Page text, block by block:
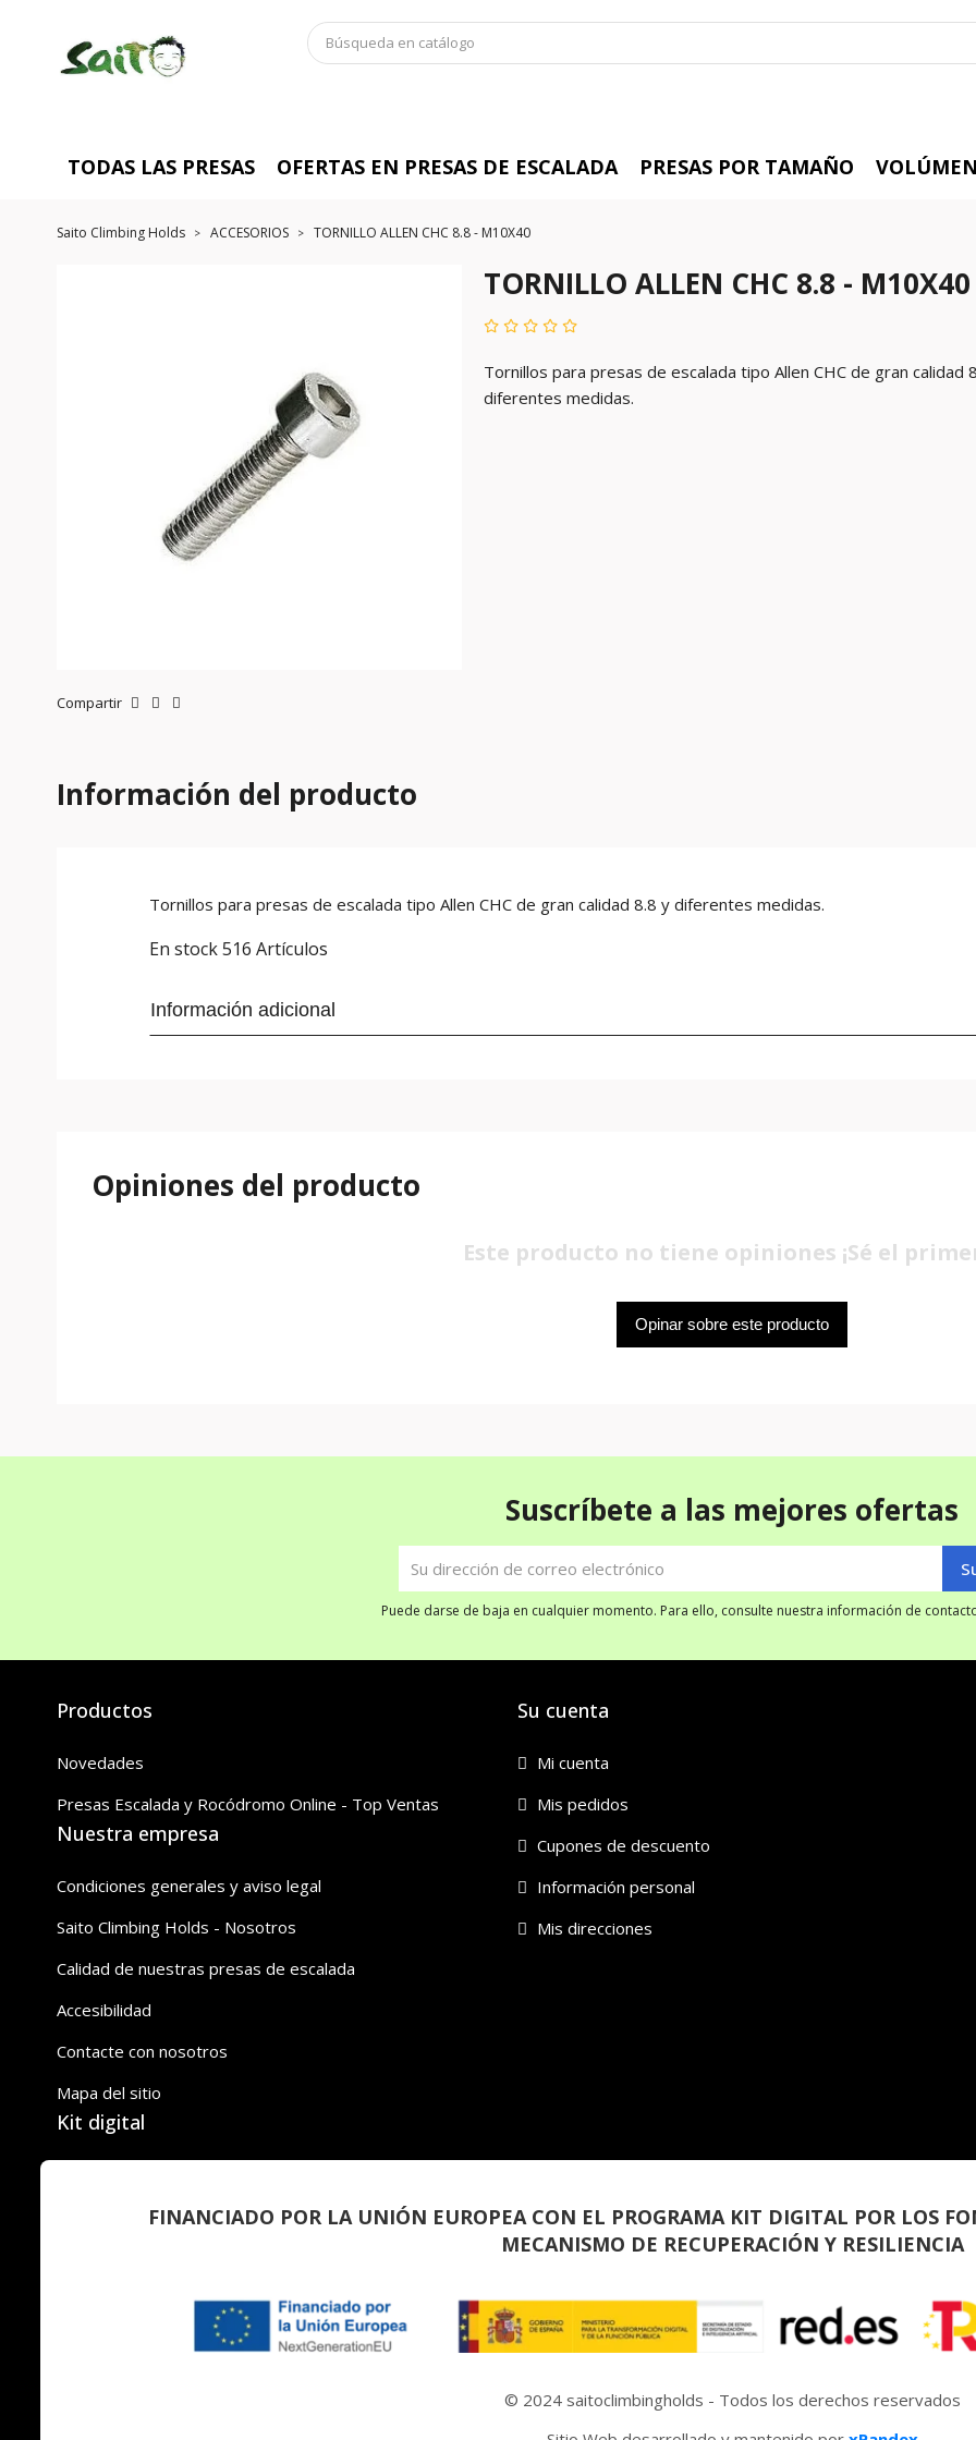
TODAS LAS PRESAS OFERTAS EN PRESAS DE ESCALADA PRESAS POR TAMAÑO
Saito Climbing Holds ACCESORIOS TORNILLO ALLEN CHC 8.8 - M10X40
Compartir
TORNILLO ALLEN CHC 8.8 - M10X40
Tornillos para presas de escalada tipo Allen CHC de gran calidad
diferentes medidas.
Información del producto
Tornillos para presas de escalada tipo Allen CHC de gran calidad 8.8 y diferentes medidas.
En stock516 Artículos
Información adicional
Opiniones del producto
Este producto no tiene opiniones ¡Sé el
Opinar sobre este producto
Suscríbete a las mejores ofertas
Puede darse de baja en cualquier momento. Para ello, consulte nuestra información de
Productos
Novedades
Presas Escalada y Rocódromo Online - Top Ventas
Nuestra empresa
Condiciones generales y aviso legal
Saito Climbing Holds - Nosotros
Calidad de nuestras presas de escalada
Accesibilidad
Contacte con nosotros
Mapa del sitio
Kit digital
Su cuenta
Mi cuenta
Mis pedidos
Cupones de descuento
Información personal
Mis direcciones
FINANCIADO POR LA UNIÓN EUROPEA CON EL PROGRAMA KIT DIGITAL POR LOS
MECANISMO DE RECUPERACIÓN Y RESILIENCIA
© 2024 saitoclimbingholds - Todos los derechos reservados